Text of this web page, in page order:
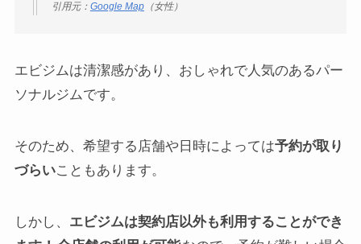
引用元： Google Map（女性）
エビジムは清潔感があり、おしゃれで人気のあるパー
ソナルジムです。
そのため、希望する店舗や日時によっては予約が取り
づらいこともあります。
しかし、 エビジムは契約店以外も利用することができ